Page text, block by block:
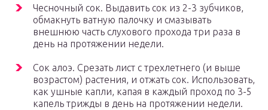
Чесночный сок. Выдавить сок из 2-3 зубчиков,
обмакнуть ватную палочку и смазывать
внешнюю часть слухового прохода три раза в
день на протяжении недели.
Сок алоэ. Срезать лист с трехлетнего (и выше
возрастом) растения, и отжать сок. Использовать,
как ушные капли, капая в каждый проход по 3-5
капель трижды в день на протяжении недели.